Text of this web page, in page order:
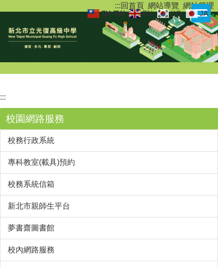
主
要
:::回首頁 網站導覽 網站管理
ZH-TW
EN KO JA
:::
校園網路服務
校務行政系統
專科教室(載具)預約
校務系統信箱
新北市親師生平台
夢書齋圖書館
校內網路服務